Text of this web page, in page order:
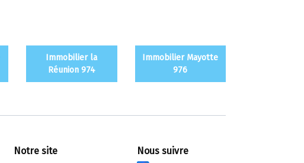
Immobilier la
Réunion 974
Immobilier Mayotte
976
Notre site Nous suivre